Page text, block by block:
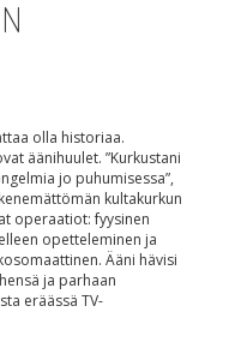
olla historiaa.
äänihuulet. ”Kurkustani
jo puhumisessa”,
kultakurkun
operaatiot: fyysinen
opetteleminen ja
Ääni hävisi
ja parhaan
eräässä TV-